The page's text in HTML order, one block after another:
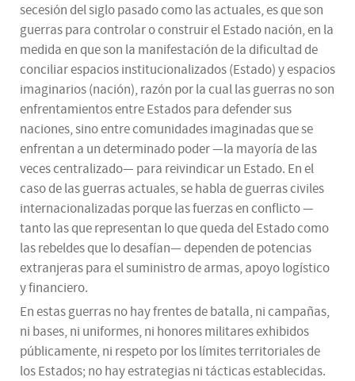
secesión del siglo pasado como las actuales, es que son
guerras para controlar o construir el Estado nación, en la
medida en que son la manifestación de la dificultad de
conciliar espacios institucionalizados (Estado) y espacios
imaginarios (nación), razón por la cual las guerras no son
enfrentamientos entre Estados para defender sus
naciones, sino entre comunidades imaginadas que se
enfrentan a un determinado poder —la mayoría de las
veces centralizado— para reivindicar un Estado. En el
caso de las guerras actuales, se habla de guerras civiles
internacionalizadas porque las fuerzas en conflicto —
tanto las que representan lo que queda del Estado como
las rebeldes que lo desafían— dependen de potencias
extranjeras para el suministro de armas, apoyo logístico
y financiero.
En estas guerras no hay frentes de batalla, ni campañas,
ni bases, ni uniformes, ni honores militares exhibidos
públicamente, ni respeto por los límites territoriales de
los Estados; no hay estrategias ni tácticas establecidas.